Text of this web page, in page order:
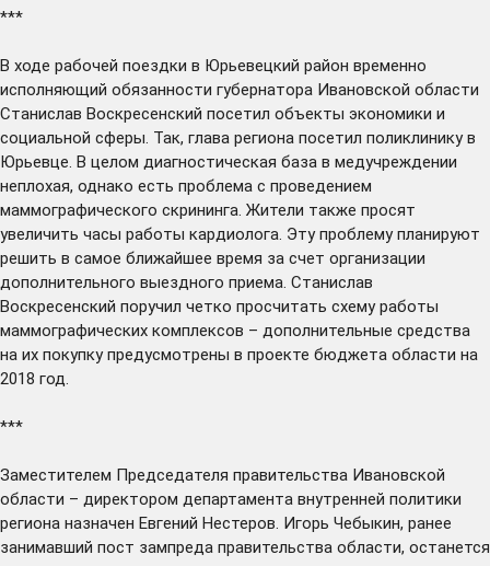
***
В ходе рабочей поездки в Юрьевецкий район временно
исполняющий обязанности губернатора Ивановской области
Станислав Воскресенский посетил объекты экономики и
социальной сферы. Так, глава региона посетил поликлинику в
Юрьевце. В целом диагностическая база в медучреждении
неплохая, однако есть проблема с проведением
маммографического скрининга. Жители также просят
увеличить часы работы кардиолога. Эту проблему планируют
решить в самое ближайшее время за счет организации
дополнительного выездного приема. Станислав
Воскресенский поручил четко просчитать схему работы
маммографических комплексов – дополнительные средства
на их покупку предусмотрены в проекте бюджета области на
2018 год.
***
Заместителем Председателя правительства Ивановской
области – директором департамента внутренней политики
региона назначен Евгений Нестеров. Игорь Чебыкин, ранее
занимавший пост зампреда правительства области, останется